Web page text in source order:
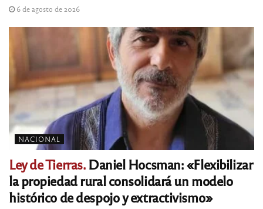
6 de agosto de 2026
NACIONAL
Ley de Tierras.Daniel Hocsman: «Flexibilizar
la propiedad rural consolidará un modelo
histórico de despojo y extractivismo»